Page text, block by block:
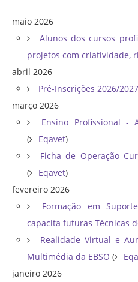
maio 2026
Alunos dos cursos
projetos com criatividade,
abril 2026
Pré-Inscrições 2026/2027
março 2026
Ensino Profissional -
(
Eqavet)
Ficha de Operação
(
Eqavet)
fevereiro 2026
Formação em
capacita futuras Técnicas
Realidade Virtual e
Multimédia da EBSO (
janeiro 2026